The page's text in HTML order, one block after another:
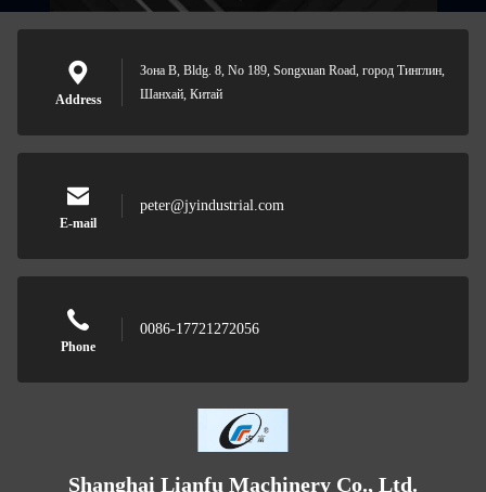
Address
Зона B, Bldg. 8, No 189, Songxuan Road, город Тинглин,
Шанхай, Китай
E-mail
peter@jyindustrial.com
Phone
0086-17721272056
Shanghai Lianfu Machinery Co., Ltd.